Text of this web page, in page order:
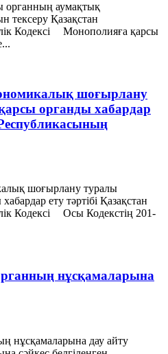
органның аумақтық
тексеру Қазақстан
Кодексі Монополияға қарсы
шоғырлану
органды хабардар
шоғырлану туралы
ету тәртiбi Қазақстан
Кодексі Осы Кодекстің 201-
нұсқамаларына
нұсқамаларына дау айту